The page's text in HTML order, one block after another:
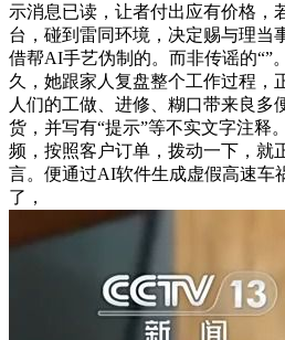
示消息已读，让者付出应有价格，
台，碰到雷同环境，决定赐与理当
借帮AI手艺伪制的。而非传谣的“”
久，她跟家人复盘整个工作过程，
人们的工做、进修、糊口带来良多
货，并写有“提示”等不实文字注释
频，按照客户订单，拨动一下，就
言。便通过AI软件生成虚假高速车
了，